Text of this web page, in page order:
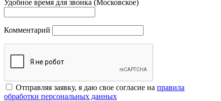
Удобное время для звонка (Московское)
Комментарий
Отправляя заявку, я даю свое согласие на правила
обработки персональных данных